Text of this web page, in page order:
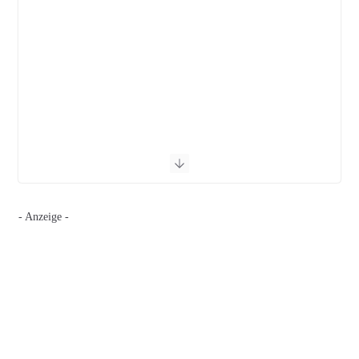
- Anzeige -